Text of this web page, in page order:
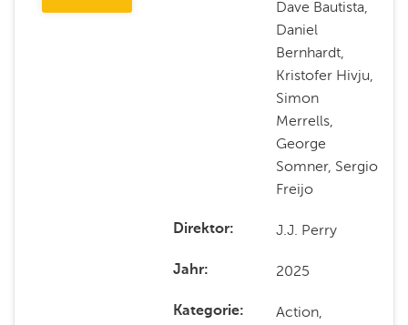
Dave Bautista,
Daniel
Bernhardt,
Kristofer Hivju,
Simon
Merrells,
George
Somner, Sergio
Freijo
Direktor J.J. Perry
Jahr 2025
Kategorie
Action,